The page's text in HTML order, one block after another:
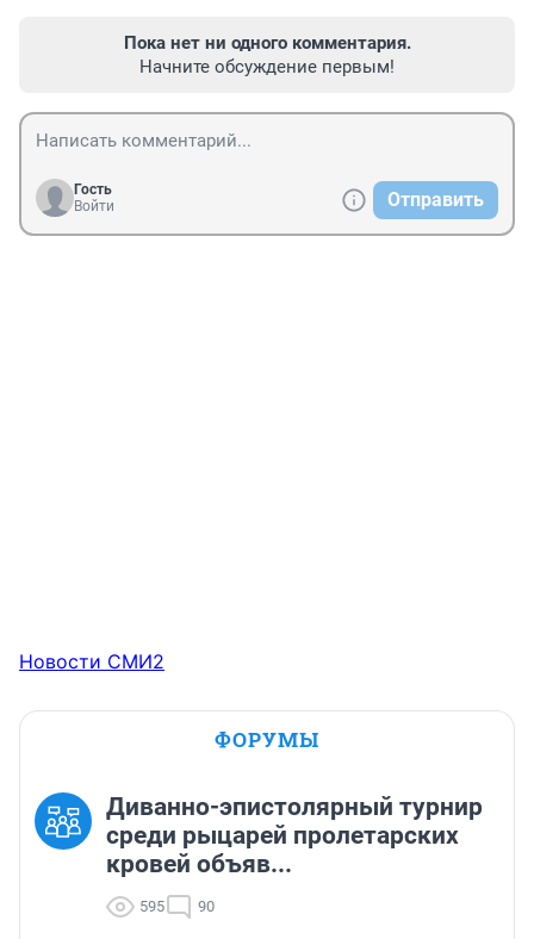
Пока нет ни одного комментария.
Начните обсуждение первым!
Гость
Войти
Отправить
Новости СМИ2
ФОРУМЫ
Диванно-эпистолярный турнир
среди рыцарей пролетарских
кровей объяв...
595 90